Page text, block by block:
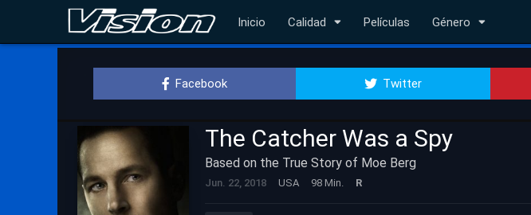
Inicio Calidad Películas Género
Facebook Twitter
The Catcher Was a Spy
Based on the True Story of Moe Berg
Jun. 22, 2018 USA 98 Min. R